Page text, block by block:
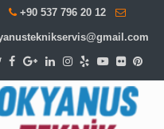
+90 537 796 20 12